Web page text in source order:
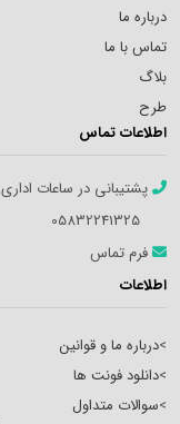
درباره ما
تماس با ما
بلاگ
طرح
اطلاعات تماس
پشتیبانی در ساعات اداری
05832241325
فرم تماس
اطلاعات
>درباره ما و قوانین
>دانلود فونت ها
>سوالات متداول